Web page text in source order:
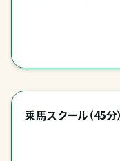
乗馬スクール（45分）